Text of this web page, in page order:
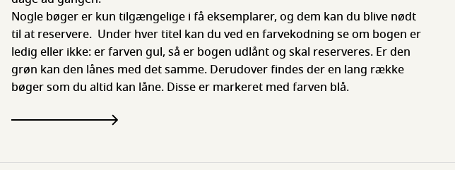
Nogle bøger er kun tilgængelige i få eksemplarer, og dem kan du blive nødt
til at reservere. Under hver titel kan du ved en farvekodning se om bogen er
ledig eller ikke: er farven gul, så er bogen udlånt og skal reserveres. Er den
grøn kan den lånes med det samme. Derudover findes der en lang række
bøger som du altid kan låne. Disse er markeret med farven blå.